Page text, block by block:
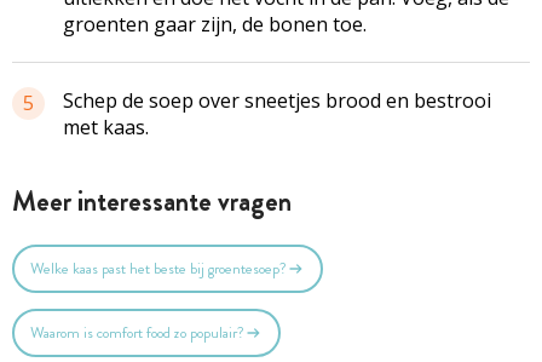
groenten gaar zijn, de bonen toe.
5
Schep de soep over sneetjes brood en bestrooi
met kaas.
Meer interessante vragen
Welke kaas past het beste bij groentesoep?
Waarom is comfort food zo populair?